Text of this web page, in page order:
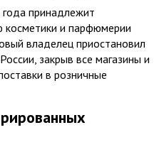
принадлежит
косметики и парфюмерии
владелец приостановил
закрыв все магазины и
в розничные